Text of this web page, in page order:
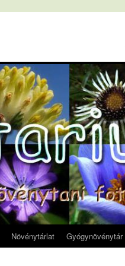
Növénytárlat Gyógynövénytár